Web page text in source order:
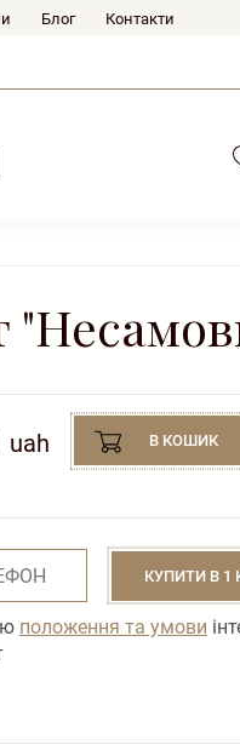
Блог Контакти
uah В КОШИК
КУПИТИ В 1
положення та умови